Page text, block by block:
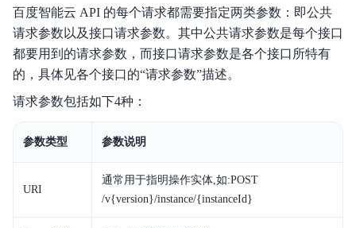
百度智能云 API 的每个请求都需要指定两类参数：即公共
请求参数以及接口请求参数。其中公共请求参数是每个接口
都要用到的请求参数，而接口请求参数是各个接口所特有
的，具体见各个接口的“请求参数”描述。
请求参数包括如下4种：
参数类型 参数说明
URI
通常用于指明操作实体,如:POST
/v{version}/instance/{instanceId}